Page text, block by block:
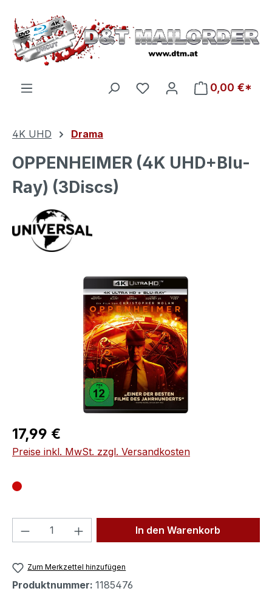
Zum Hauptinhalt springen
Du hast 0 Produkte auf
0,00 €*
4K UHD Drama
OPPENHEIMER (4K UHD+Blu-
Ray) (3Discs)
Bildergalerie überspringen
Regulärer Preis:
17,99 €
Preise inkl. MwSt. zzgl. Versandkosten
Produkt Anzahl: Gib denIn den Warenkorb
Zum Merkzettel hinzufügen
Produktnummer: 1185476